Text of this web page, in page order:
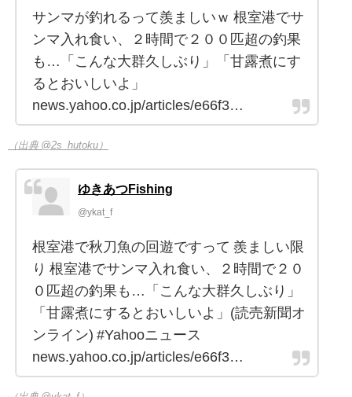
サンマが釣れるって羨ましいｗ 根室港でサ
ンマ入れ食い、２時間で２００匹超の釣果
も…「こんな大群久しぶり」「甘露煮にす
るとおいしいよ」
news.yahoo.co.jp/articles/e66f3…
（出典 @2s_hutoku）
ゆきあつFishing
@ykat_f
根室港で秋刀魚の回遊ですって 羨ましい限
り 根室港でサンマ入れ食い、２時間で２０
０匹超の釣果も…「こんな大群久しぶり」
「甘露煮にするとおいしいよ」(読売新聞オ
ンライン) #Yahooニュース
news.yahoo.co.jp/articles/e66f3…